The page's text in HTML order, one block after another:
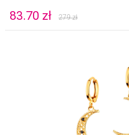
83.70 zł 279zł